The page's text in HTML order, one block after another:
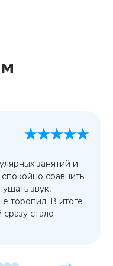
занятий и
сравнить
звук,
торопил. В итоге
стало